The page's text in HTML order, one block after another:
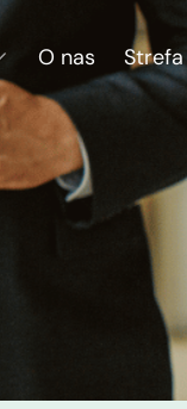
O nas